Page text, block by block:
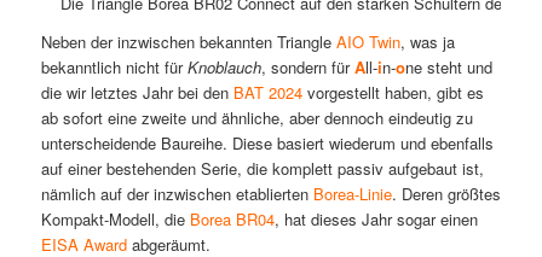
Neben der inzwischen bekannten Triangle AIO Twin, was ja
bekanntlich nicht fürKnoblauch, sondern fürAll-in-one steht und
die wir letztes Jahr bei den BAT 2024vorgestellt haben, gibt es
ab sofort eine zweite und ähnliche, aber dennoch eindeutig zu
unterscheidende Baureihe. Diese basiert wiederum und ebenfalls
auf einer bestehenden Serie, die komplett passiv aufgebaut ist,
nämlich auf der inzwischen etablierten Borea-Linie. Deren größtes
Kompakt-Modell, die Borea BR04, hat dieses Jahr sogar einen
EISA Awardabgeräumt.